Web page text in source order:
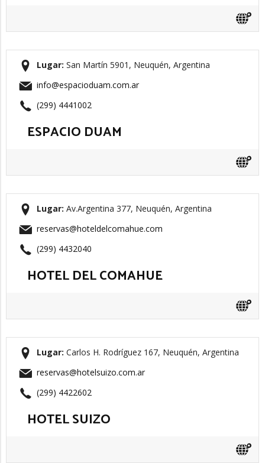
ESPACIO DUAM
Lugar: San Martín 5901, Neuquén, Argentina
info@espacioduam.com.ar
(299) 4441002
HOTEL DEL COMAHUE
Lugar: Av.Argentina 377, Neuquén, Argentina
reservas@hoteldelcomahue.com
(299) 4432040
HOTEL SUIZO
Lugar: Carlos H. Rodríguez 167, Neuquén, Argentina
reservas@hotelsuizo.com.ar
(299) 4422602